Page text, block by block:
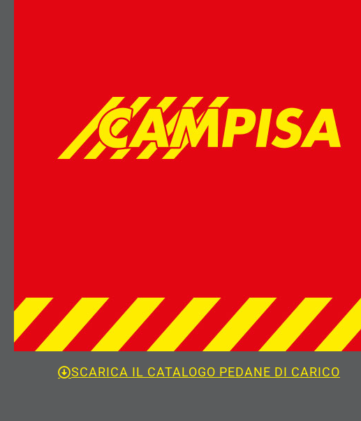
SCARICA IL CATALOGO PEDANE DI CARICO